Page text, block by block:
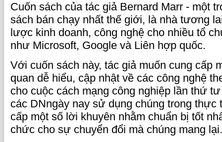
Cuốn sách của tác giả Bernard Marr - một
sách bán chạy nhất thế giới, là nhà tương
lược kinh doanh, công nghệ cho nhiều tổ
như Microsoft, Google và Liên hợp quốc.
Với cuốn sách này, tác giả muốn cung cấp
quan dễ hiểu, cập nhật về các công nghệ
cho cuộc cách mạng công nghiệp lần thứ
các DNngày nay sử dụng chúng trong thực
cấp một số lời khuyên nhằm chuẩn bị tốt
chức cho sự chuyển đổi mà chúng mang lại.